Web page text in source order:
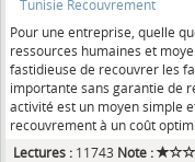
Tunisie Recouvrement
Pour une entreprise, quelle
ressources humaines et
fastidieuse de recouvrer les
importante sans garantie de
activité est un moyen simple
recouvrement à un coût
Lectures : 11743 Note :